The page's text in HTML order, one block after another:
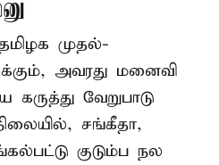
முதல்-
அவரது மனைவி
வேறுபாடு
சங்கீதா,
குடும்ப நல